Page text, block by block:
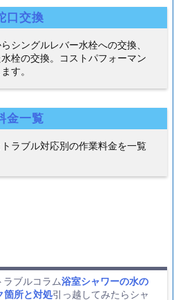
口交換
シングルレバー水栓への交換、
栓の交換。コストパフォーマン
す。
金一覧
ラブル対応別の作業料金を一覧
ラブルコラム浴室シャワーの水の
箇所と対処引っ越してみたらシャ